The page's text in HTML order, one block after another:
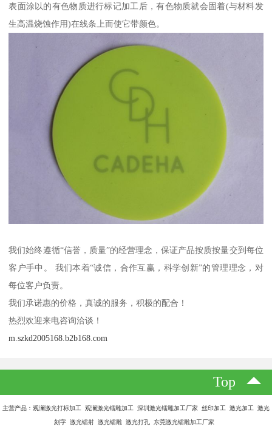
表面涂以的有色物质进行标记加工后，有色物质就会固着(与材料发
生高温烧蚀作用)在线条上而使它带颜色。
我们始终遵循“信誉，质量”的经营理念，保证产品按质按量交到每位
客户手中。 我们本着“诚信，合作互赢，科学创新”的管理理念，对
每位客户负责。
我们承诺惠的价格，真诚的服务，积极的配合！
热烈欢迎来电咨询洽谈！
m.szkd2005168.b2b168.com
Top
主营产品：观澜激光打标加工 观澜激光镭雕加工 深圳激光镭雕加工厂家 丝印加工 激光加工 激光
刻字 激光镭射 激光镭雕 激光打孔 东莞激光镭雕加工厂家